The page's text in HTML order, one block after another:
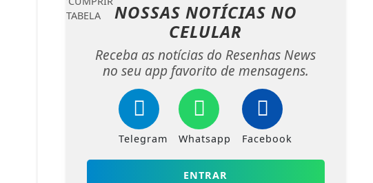
NOSSAS NOTÍCIAS NO
CELULAR
Receba as notícias do Resenhas News
no seu app favorito de mensagens.
Telegram Whatsapp Facebook
ENTRAR